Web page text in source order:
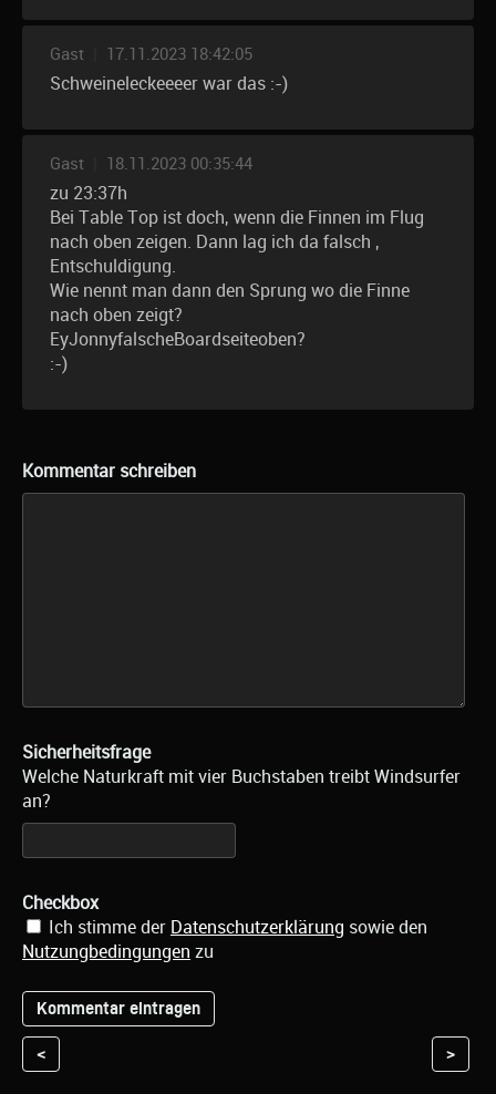
Gast 17.11.2023 18:42:05
Schweineleckeeeer war das :-)
Gast 18.11.2023 00:35:44
zu 23:37h
Bei Table Top ist doch, wenn die Finnen im Flug
nach oben zeigen. Dann lag ich da falsch ,
Entschuldigung.
Wie nennt man dann den Sprung wo die Finne
nach oben zeigt?
EyJonnyfalscheBoardseiteoben?
:-)
Kommentar schreiben
Sicherheitsfrage
Welche Naturkraft mit vier Buchstaben treibt Windsurfer
an?
Checkbox
Ich stimme der Datenschutzerklärung sowie den
Nutzungbedingungen zu
< >